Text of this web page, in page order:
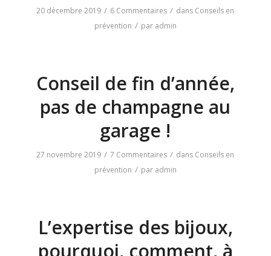
20 décembre 2019 / 6 Commentaires / dans Conseils en
prévention / par admin
Conseil de fin d’année,
pas de champagne au
garage !
27 novembre 2019 / 7 Commentaires / dans Conseils en
prévention / par admin
L’expertise des bijoux,
pourquoi, comment, à